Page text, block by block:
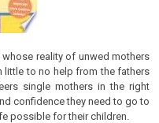
reality of unwed mothers
little to no help from the fathers
single mothers in the right
confidence they need to go to
possible for their children.